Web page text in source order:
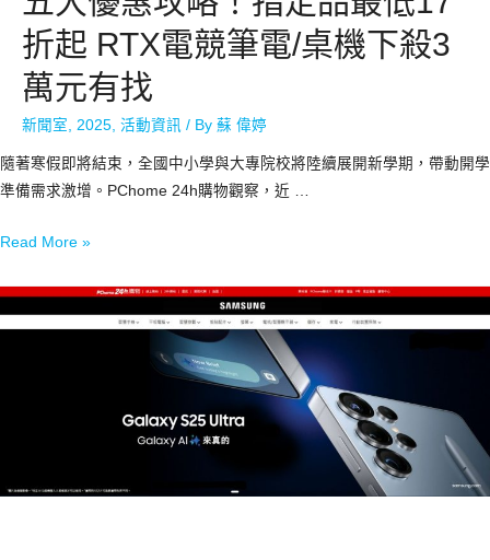
折起 RTX電競筆電/桌機下殺3
萬元有找
新聞室 2025 活動資訊 / By 蘇 偉婷
隨著寒假即將結束，全國中小學與大專院校將陸續展開新學期，帶動開學
準備需求激增。PChome 24h購物觀察，近 …
Read More »